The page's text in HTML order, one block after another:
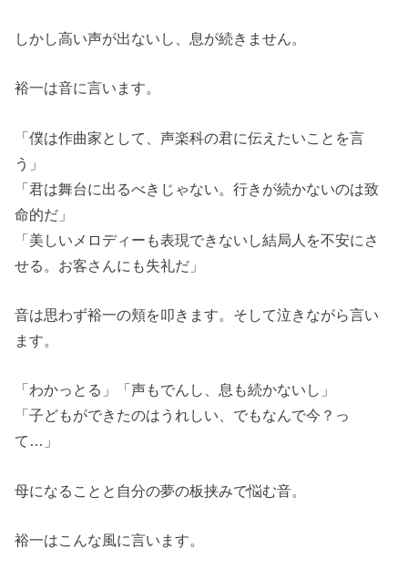
しかし高い声が出ないし、息が続きません。
裕一は音に言います。
「僕は作曲家として、声楽科の君に伝えたいことを言
う」
「君は舞台に出るべきじゃない。行きが続かないのは致
命的だ」
「美しいメロディーも表現できないし結局人を不安にさ
せる。お客さんにも失礼だ」
音は思わず裕一の頬を叩きます。そして泣きながら言い
ます。
「わかっとる」「声もでんし、息も続かないし」
「子どもができたのはうれしい、でもなんで今？っ
て…」
母になることと自分の夢の板挟みで悩む音。
裕一はこんな風に言います。